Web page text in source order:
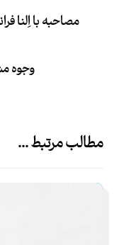
مصاحبه با اِلنا
وجوه
مطالب مرتبط ...